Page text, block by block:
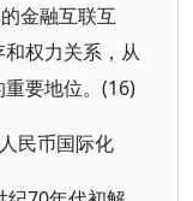
金融互联互
权力关系，从
要地位。(16)
民币国际化